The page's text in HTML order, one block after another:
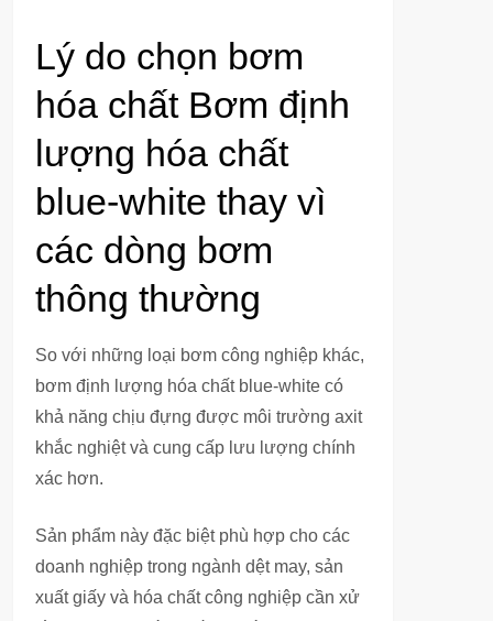
Lý do chọn bơm
hóa chất Bơm định
lượng hóa chất
blue-white thay vì
các dòng bơm
thông thường
So với những loại bơm công nghiệp khác,
bơm định lượng hóa chất blue-white có
khả năng chịu đựng được môi trường axit
khắc nghiệt và cung cấp lưu lượng chính
xác hơn.
Sản phẩm này đặc biệt phù hợp cho các
doanh nghiệp trong ngành dệt may, sản
xuất giấy và hóa chất công nghiệp cần xử